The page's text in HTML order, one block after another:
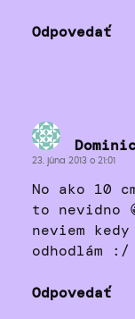
Odpovedať
23. júna 2013 o 21:01
No ako 10
to nevidno
neviem
odhodlám :/
Odpovedať